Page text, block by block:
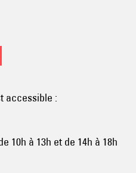
accessible :
10h à 13h et de 14h à 18h